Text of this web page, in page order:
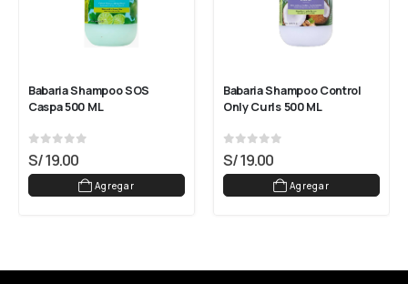
Babaria Shampoo SOS
Caspa 500 ML
0 out of 5
S/19.00
Agregar
Babaria Shampoo Control
Only Curls 500 ML
0 out of 5
S/19.00
Agregar